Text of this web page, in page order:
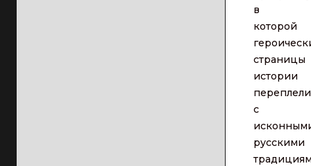
в
которой
страницы
истории
с
русскими